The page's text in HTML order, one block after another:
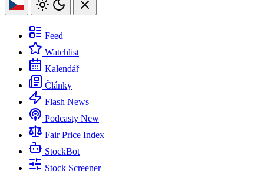
Feed
Watchlist
Kalendář
Články
Flash News
Podcasty New
Fair Price Index
StockBot
Stock Screener